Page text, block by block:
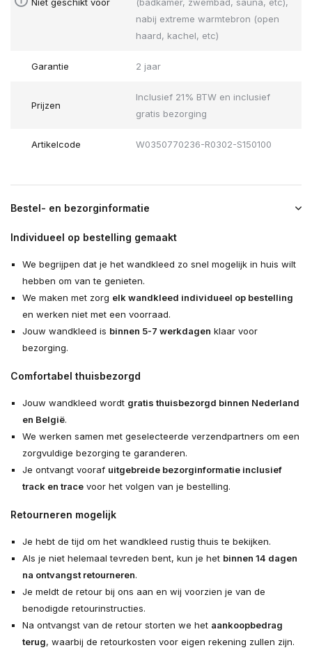
nabij extreme warmtebron (open
haard, kachel, etc)
Garantie 2 jaar
Prijzen
Inclusief 21% BTW en inclusief
gratis bezorging
Artikelcode W0350770236-R0302-S150100
Bestel- en bezorginformatie
Individueel op bestelling gemaakt
We begrijpen dat je het wandkleed zo snel mogelijk in huis wilt
hebben om van te genieten.
We maken met zorg elk wandkleed individueel op bestelling
en werken niet met een voorraad.
Jouw wandkleed is binnen 5-7 werkdagen klaar voor
bezorging.
Comfortabel thuisbezorgd
Jouw wandkleed wordt gratis thuisbezorgd binnen Nederland
en België.
We werken samen met geselecteerde verzendpartners om een
zorgvuldige bezorging te garanderen.
Je ontvangt vooraf uitgebreide bezorginformatie inclusief
track en tracevoor het volgen van je bestelling.
Retourneren mogelijk
Je hebt de tijd om het wandkleed rustig thuis te bekijken.
Als je niet helemaal tevreden bent, kun je het binnen 14 dagen
na ontvangst retourneren.
Je meldt de retour bij ons aan en wij voorzien je van de
benodigde retourinstructies.
Na ontvangst van de retour storten we het aankoopbedrag
terug, waarbij de retourkosten voor eigen rekening zullen zijn.